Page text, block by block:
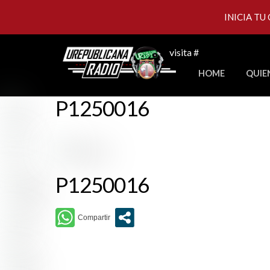
visita #
HOME
P1250016
P1250016
INICIA TU